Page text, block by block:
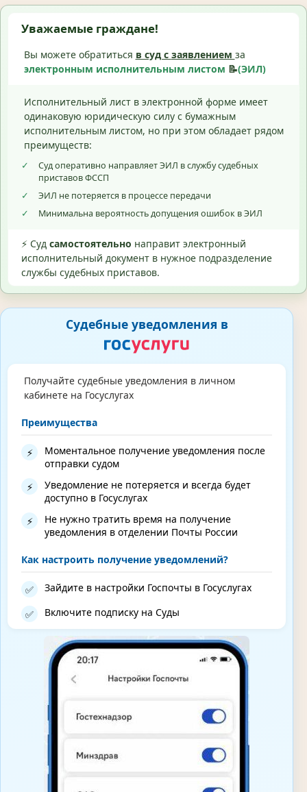
Уважаемые граждане!
Вы можете обратиться в суд с заявлением за
электронным исполнительным листом 📝(ЭИЛ)
Исполнительный лист в электронной форме имеет
одинаковую юридическую силу с бумажным
исполнительным листом, но при этом обладает рядом
преимуществ:
✓
Суд оперативно направляет ЭИЛ в службу судебных
приставов ФССП
✓
ЭИЛ не потеряется в процессе передачи
✓
Минимальна вероятность допущения ошибок в ЭИЛ
⚡ Суд самостоятельно направит электронный
исполнительный документ в нужное подразделение
службы судебных приставов.
Судебные уведомления в
Получайте судебные уведомления в личном
кабинете на Госуслугах
Преимущества
⚡
Моментальное получение уведомления после
отправки судом
⚡
Уведомление не потеряется и всегда будет
доступно в Госуслугах
⚡
Не нужно тратить время на получение
уведомления в отделении Почты России
Как настроить получение уведомлений?
✅ Зайдите в настройки Госпочты в Госуслугах
✅ Включите подписку на Суды